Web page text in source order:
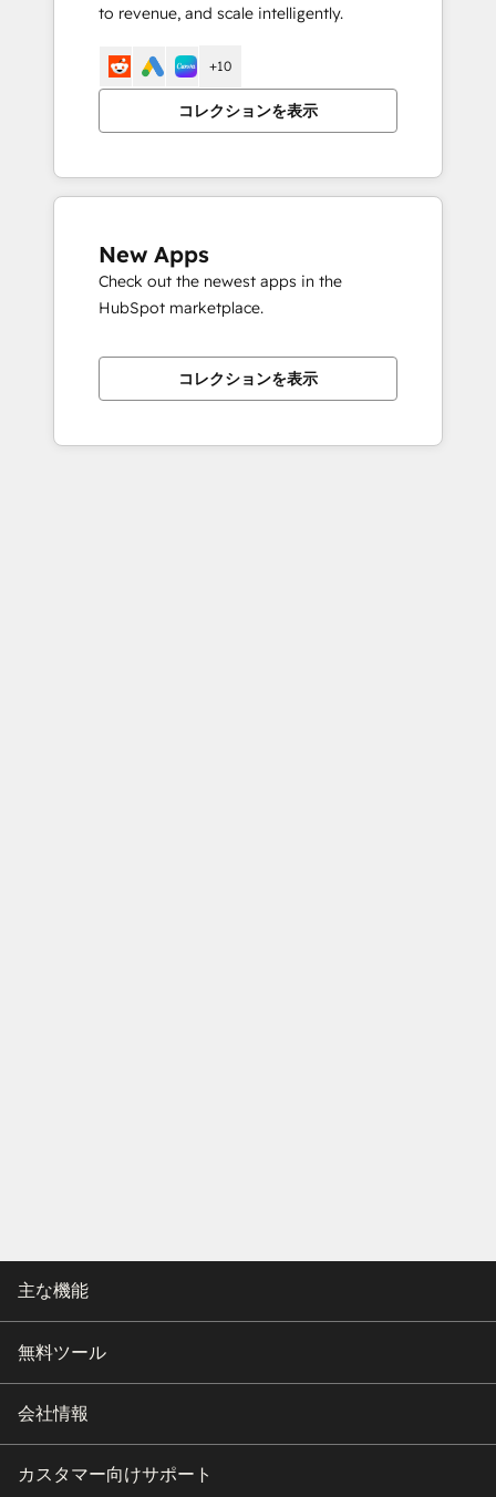
to revenue, and scale intelligently.
コレクションを表示
+10
New Apps
Check out the newest apps in the
HubSpot marketplace.
コレクションを表示
主な機能
無料ツール
会社情報
カスタマー向けサポート